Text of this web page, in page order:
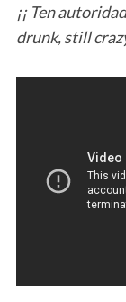
¡¡ Ten
drunk, still